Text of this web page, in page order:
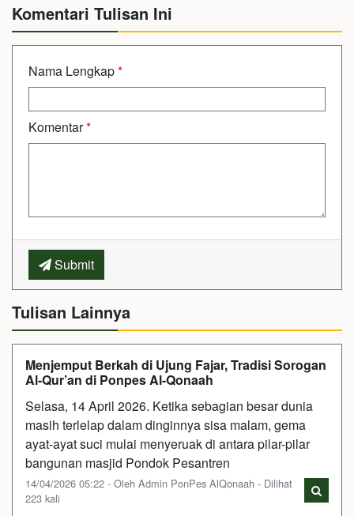
Komentari Tulisan Ini
Nama Lengkap*
Komentar*
Submit
Tulisan Lainnya
Menjemput Berkah di Ujung Fajar, Tradisi Sorogan
Al-Qur’an di Ponpes Al-Qonaah
Selasa, 14 April 2026. Ketika sebagian besar dunia
masih terlelap dalam dinginnya sisa malam, gema
ayat-ayat suci mulai menyeruak di antara pilar-pilar
bangunan masjid Pondok Pesantren
14/04/2026 05:22 - Oleh Admin PonPes AlQonaah - Dilihat
223 kali